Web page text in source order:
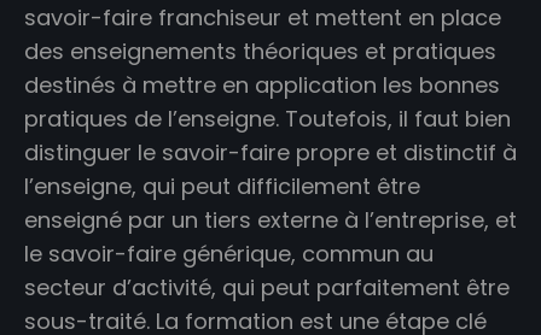
savoir-faire franchiseur et mettent en place
des enseignements théoriques et pratiques
destinés à mettre en application les bonnes
pratiques de l’enseigne. Toutefois, il faut bien
distinguer le savoir-faire propre et distinctif à
l’enseigne, qui peut difficilement être
enseigné par un tiers externe à l’entreprise, et
le savoir-faire générique, commun au
secteur d’activité, qui peut parfaitement être
sous-traité. La formation est une étape clé